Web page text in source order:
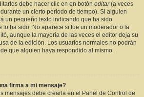
debe hacer clic en en botón editar(a veces
un cierto periodo de tiempo). Si alguien
un pequeño texto indicando que ha sido
lo ha sido. No aparece si fue un moderador o la
aunque la mayoría de las veces el editor deja su
de la edición. Los usuarios normales no podrán
que alguien haya respondido al mismo.
firma a mi mensaje?
mensajes debe crearla en el Panel de Control de